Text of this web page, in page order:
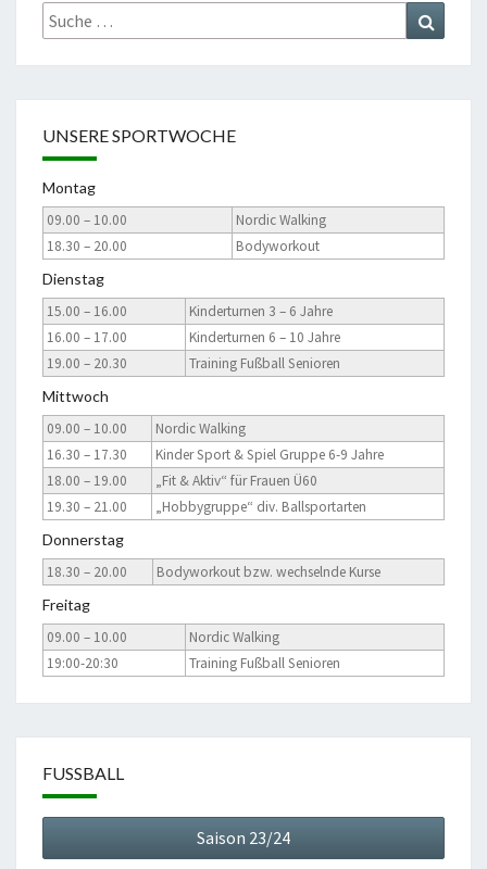
Suche
nach:
UNSERE SPORTWOCHE
Montag
09.00 – 10.00
Nordic Walking
18.30 – 20.00
Bodyworkout
Dienstag
15.00 – 16.00
Kinderturnen 3 – 6 Jahre
16.00 – 17.00
Kinderturnen 6 – 10 Jahre
19.00 – 20.30
Training Fußball Senioren
Mittwoch
09.00 – 10.00
Nordic Walking
16.30 – 17.30
Kinder Sport & Spiel Gruppe 6-9 Jahre
18.00 – 19.00
„Fit & Aktiv“ für Frauen Ü60
19.30 – 21.00
„Hobbygruppe“ div. Ballsportarten
Donnerstag
18.30 – 20.00
Bodyworkout bzw. wechselnde Kurse
Freitag
09.00 – 10.00
Nordic Walking
19:00-20:30
Training Fußball Senioren
FUSSBALL
Saison 23/24